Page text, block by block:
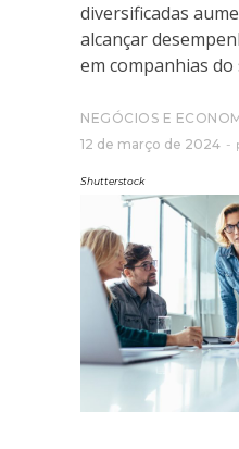
diversificadas
alcançar
em companhias
NEGÓCIOS E
12 de março de 2024
Shutterstock